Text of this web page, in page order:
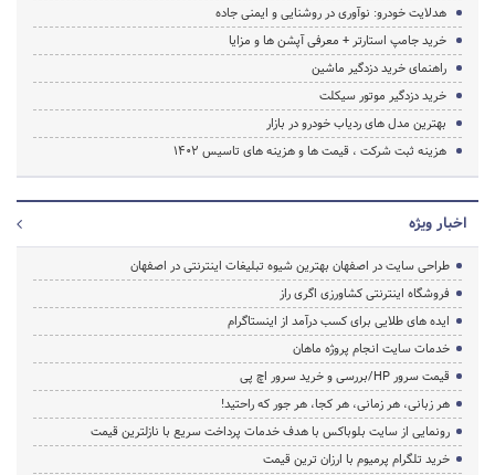
هدلایت خودرو: نوآوری در روشنایی و ایمنی جاده
خرید جامپ استارتر + معرفی آپشن ها و مزایا
راهنمای خرید دزدگیر ماشین
خرید دزدگیر موتور سیکلت
بهترین مدل های ردیاب خودرو در بازار
هزینه ثبت شرکت ، قیمت ها و هزینه های تاسیس ۱۴۰۲
اخبار ویژه
طراحی سایت در اصفهان بهترین شیوه تبلیغات اینترنتی در اصفهان
فروشگاه اینترنتی کشاورزی اگری راز
ایده های طلایی برای کسب درآمد از اینستاگرام
خدمات سایت انجام پروژه ماهان
قیمت سرور HP/بررسی و خرید سرور اچ پی
هر زبانی، هر زمانی، هر کجا، هر جور که راحتید!
رونمایی از سایت بلوباکس با هدف خدمات پرداخت سریع با نازلترین قیمت
خرید تلگرام پرمیوم با ارزان ترین قیمت